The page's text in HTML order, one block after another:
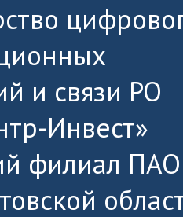
и связи РО
Инвест»
филиал